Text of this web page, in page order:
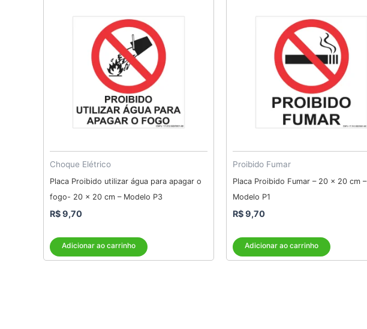
Choque Elétrico
Placa Proibido utilizar água para apagar o
fogo- 20 x 20 cm – Modelo P3
R$9,70
Adicionar ao carrinho
Proibido Fumar
Placa Proibido Fumar – 20 x 20 cm –
Modelo P1
R$9,70
Adicionar ao carrinho